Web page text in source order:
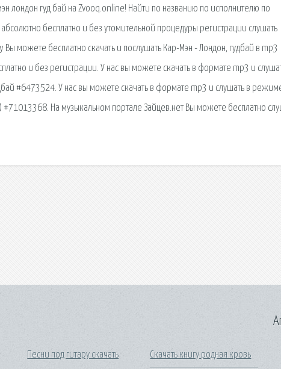
лондон гуд бай на Zvooq.online! Найти по названию по исполнителю по
бесплатно и без утомительной процедуры регистрации слушать
можете бесплатно скачать и послушать Кар-Мэн - Лондон, гудбай в mp3
и без регистрации. У нас вы можете скачать в формате mp3 и
#6473524. У нас вы можете скачать в формате mp3 и слушать в
На музыкальном портале Зайцев.нет Вы можете бесплатно
Песни под гитару скачать
Скачать книгу родная кровь